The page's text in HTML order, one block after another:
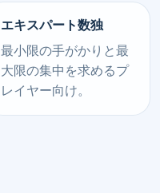
エキスパート数独
最小限の手がかりと最
大限の集中を求めるプ
レイヤー向け。